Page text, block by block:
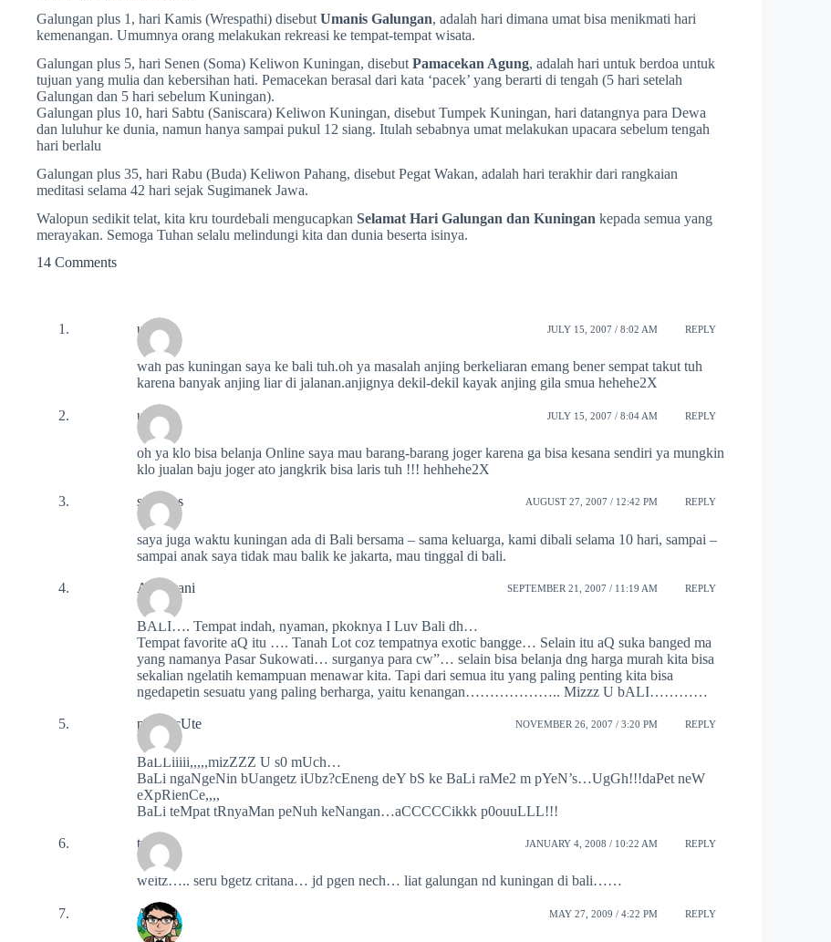
Galungan plus 1, hari Kamis (Wrespathi) disebut Umanis Galungan, adalah hari dimana umat bisa menikmati hari
kemenangan. Umumnya orang melakukan rekreasi ke tempat-tempat wisata.
Galungan plus 5, hari Senen (Soma) Keliwon Kuningan, disebut Pamacekan Agung, adalah hari untuk berdoa untuk
tujuan yang mulia dan kebersihan hati. Pemacekan berasal dari kata ‘pacek’ yang berarti di tengah (5 hari setelah
Galungan dan 5 hari sebelum Kuningan).
Galungan plus 10, hari Sabtu (Saniscara) Keliwon Kuningan, disebut Tumpek Kuningan, hari datangnya para Dewa
dan luluhur ke dunia, namun hanya sampai pukul 12 siang. Itulah sebabnya umat melakukan upacara sebelum tengah
hari berlalu
Galungan plus 35, hari Rabu (Buda) Keliwon Pahang, disebut Pegat Wakan, adalah hari terakhir dari rangkaian
meditasi selama 42 hari sejak Sugimanek Jawa.
Walopun sedikit telat, kita kru tourdebali mengucapkan Selamat Hari Galungan dan Kuningan kepada semua yang
merayakan. Semoga Tuhan selalu melindungi kita dan dunia beserta isinya.
14 Comments
ubay JULY 15, 2007 / 8:02 AM REPLY
wah pas kuningan saya ke bali tuh.oh ya masalah anjing berkeliaran emang bener sempat takut tuh
karena banyak anjing liar di jalanan.anjignya dekil-dekil kayak anjing gila smua hehehe2X
ubay JULY 15, 2007 / 8:04 AM REPLY
oh ya klo bisa belanja Online saya mau barang-barang joger karena ga bisa kesana sendiri ya mungkin
klo jualan baju joger ato jangkrik bisa laris tuh !!! hehhehe2X
stefanus AUGUST 27, 2007 / 12:42 PM REPLY
saya juga waktu kuningan ada di Bali bersama – sama keluarga, kami dibali selama 10 hari, sampai –
sampai anak saya tidak mau balik ke jakarta, mau tinggal di bali.
Andriyani SEPTEMBER 21, 2007 / 11:19 AM REPLY
BALI…. Tempat indah, nyaman, pkoknya I Luv Bali dh…
Tempat favorite aQ itu …. Tanah Lot coz tempatnya exotic bangge… Selain itu aQ suka banged ma
yang namanya Pasar Sukowati… surganya para cw”… selain bisa belanja dng harga murah kita bisa
sekalian ngelatih kemampuan menawar kita. Tapi dari semua itu yang paling penting kita bisa
ngedapetin sesuatu yang paling berharga, yaitu kenangan……………….. Mizzz U bALI…………
pUt'Z cUte NOVEMBER 26, 2007 / 3:20 PM REPLY
BaLLiiiii,,,,,mizZZZ U s0 mUch…
BaLi ngaNgeNin bUangetz iUbz?cEneng deY bS ke BaLi raMe2 m pYeN’s…UgGh!!!daPet neW
eXpRienCe,,,,
BaLi teMpat tRnyaMan peNuh keNangan…aCCCCCikkk p0ouuLLL!!!
tya JANUARY 4, 2008 / 10:22 AM REPLY
weitz….. seru bgetz critana… jd pgen nech… liat galungan nd kuningan di bali……
Asn MAY 27, 2009 / 4:22 PM REPLY